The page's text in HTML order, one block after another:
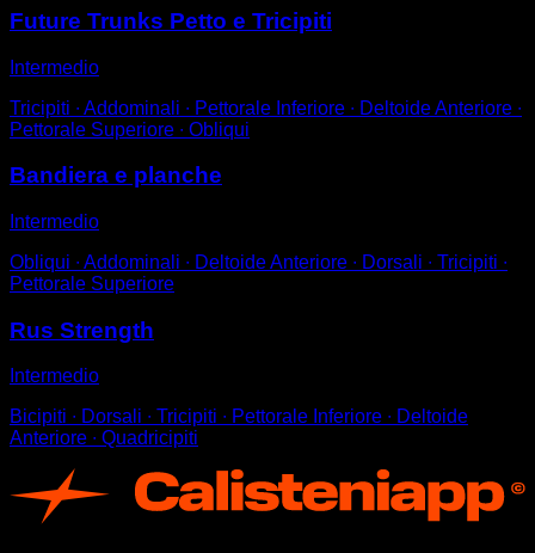
Future Trunks Petto e Tricipiti
Intermedio
Tricipiti ∙ Addominali ∙ Pettorale Inferiore ∙ Deltoide Anteriore ∙
Pettorale Superiore ∙ Obliqui
Bandiera e planche
Intermedio
Obliqui ∙ Addominali ∙ Deltoide Anteriore ∙ Dorsali ∙ Tricipiti ∙
Pettorale Superiore
Rus Strength
Intermedio
Bicipiti ∙ Dorsali ∙ Tricipiti ∙ Pettorale Inferiore ∙ Deltoide
Anteriore ∙ Quadricipiti